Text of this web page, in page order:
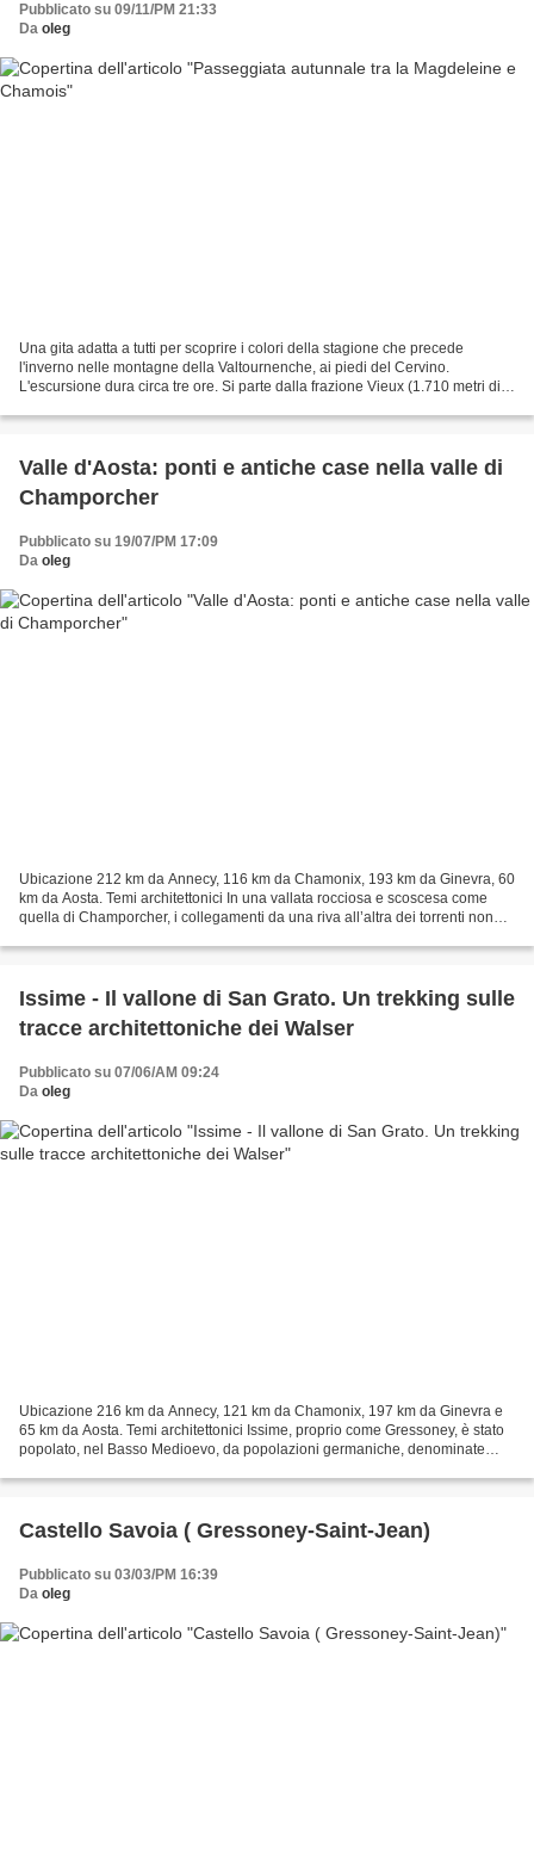
Pubblicato su 09/11/PM 21:33
Da oleg
Una gita adatta a tutti per scoprire i colori della stagione che precede
l'inverno nelle montagne della Valtournenche, ai piedi del Cervino.
L'escursione dura circa tre ore. Si parte dalla frazione Vieux (1.710 metri di
Valle d'Aosta: ponti e antiche case nella valle di
Champorcher
Pubblicato su 19/07/PM 17:09
Da oleg
Ubicazione 212 km da Annecy, 116 km da Chamonix, 193 km da Ginevra, 60
km da Aosta. Temi architettonici In una vallata rocciosa e scoscesa come
quella di Champorcher, i collegamenti da una riva all’altra dei torrenti non
Issime - Il vallone di San Grato. Un trekking sulle
tracce architettoniche dei Walser
Pubblicato su 07/06/AM 09:24
Da oleg
Ubicazione 216 km da Annecy, 121 km da Chamonix, 197 km da Ginevra e
65 km da Aosta. Temi architettonici Issime, proprio come Gressoney, è stato
popolato, nel Basso Medioevo, da popolazioni germaniche, denominate
Castello Savoia ( Gressoney-Saint-Jean)
Pubblicato su 03/03/PM 16:39
Da oleg